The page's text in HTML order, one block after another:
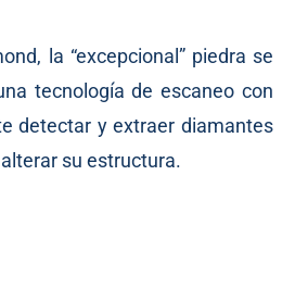
la “excepcional” piedra se
tecnología de escaneo con
detectar y extraer diamantes
su estructura.